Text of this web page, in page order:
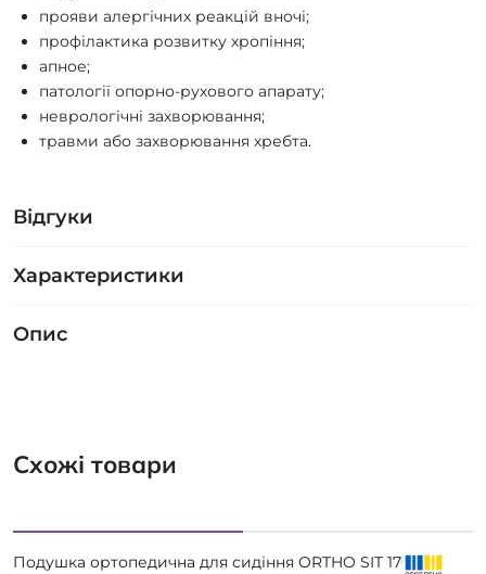
прояви алергічних реакцій вночі;
профілактика розвитку хропіння;
апное;
патології опорно-рухового апарату;
неврологічні захворювання;
травми або захворювання хребта.
Відгуки
Характеристики
Опис
Схожі товари
Подушка ортопедична для сидіння ORTHO SIT 17006